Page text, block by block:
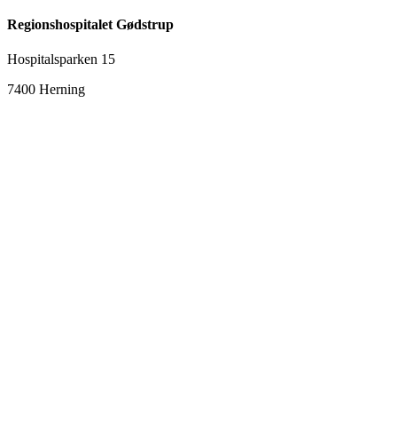
Regionshospitalet Gødstrup
Hospitalsparken 15
7400 Herning